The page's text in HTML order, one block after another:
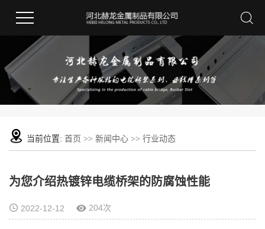
当前位置: 首页 >> 新闻中心 >> 行业动态
为您介绍热镀锌电缆桥架的防腐蚀性能
2022-12-12 204次